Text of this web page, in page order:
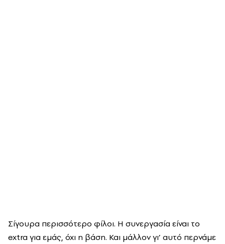
Σίγουρα περισσότερο φίλοι. Η συνεργασία είναι το
extra για εμάς, όχι η βάση. Και μάλλον γι’ αυτό περνάμε